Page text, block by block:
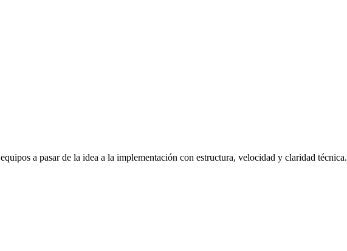
a pasar de la idea a la implementación con estructura, velocidad y claridad técnica.